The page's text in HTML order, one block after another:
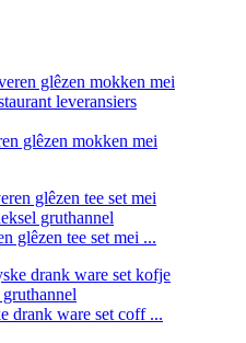
glêzen mokken mei
glêzen tee set mei ...
drank ware set coff ...